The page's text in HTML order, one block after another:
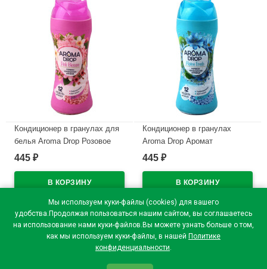
Мы используем куки-файлы (cookies) для вашего
удобства.Продолжая пользоваться нашим сайтом, вы соглашаетесь
на использование нами куки-файлов.Вы можете узнать больше о том,
как мы используем куки-файлы, в нашей Политике
конфиденциальности.
Кондиционер в гранулах для
белья Aroma Drop Розовое
цветение 200гр
445 ₽
Кондиционер в гранулах
Aroma Drop Аромат
альпийская свежесть 200гр
445 ₽